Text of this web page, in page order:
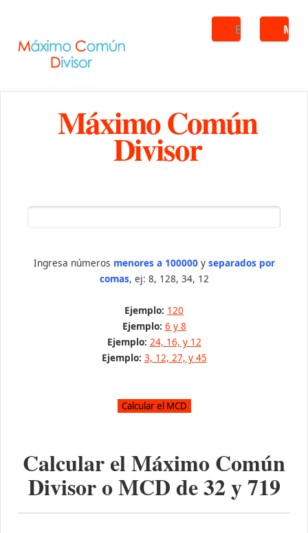
Buscar
Máximo Común
Divisor
Ingresa números menores a 100000y separados por
comas, ej: 8, 128, 34, 12
Ejemplo: 120
Ejemplo: 6 y 8
Ejemplo: 24, 16, y 12
Ejemplo: 3, 12, 27, y 45
Calcular el Máximo Común
Divisor o MCD de32y719